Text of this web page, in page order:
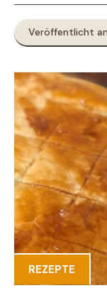
Veröffentlicht
REZEPTE